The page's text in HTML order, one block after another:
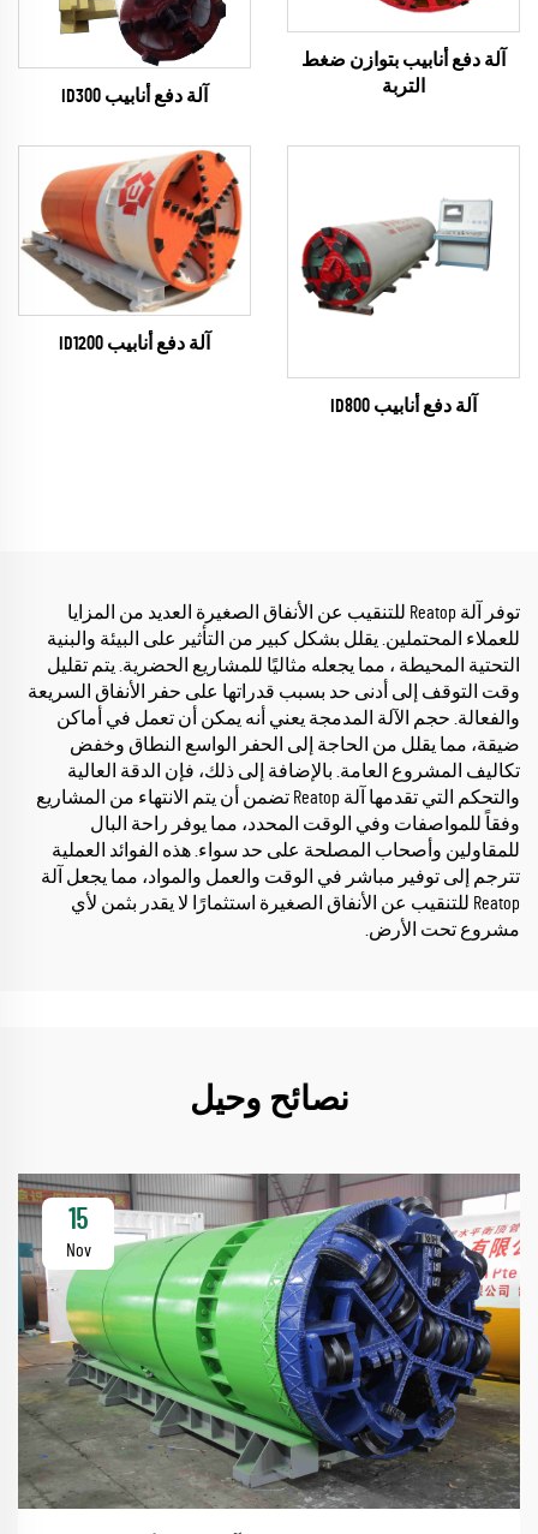
آلة دفع أنابيب بتوازن ضغط
التربة
آلة دفع أنابيب ID300
آلة دفع أنابيب ID800
آلة دفع أنابيب ID1200
توفر آلة Reatop للتنقيب عن الأنفاق الصغيرة العديد من المزايا
للعملاء المحتملين. يقلل بشكل كبير من التأثير على البيئة والبنية
التحتية المحيطة ، مما يجعله مثاليًا للمشاريع الحضرية. يتم تقليل
وقت التوقف إلى أدنى حد بسبب قدراتها على حفر الأنفاق السريعة
والفعالة. حجم الآلة المدمجة يعني أنه يمكن أن تعمل في أماكن
ضيقة، مما يقلل من الحاجة إلى الحفر الواسع النطاق وخفض
تكاليف المشروع العامة. بالإضافة إلى ذلك، فإن الدقة العالية
والتحكم التي تقدمها آلة Reatop تضمن أن يتم الانتهاء من المشاريع
وفقاً للمواصفات وفي الوقت المحدد، مما يوفر راحة البال
للمقاولين وأصحاب المصلحة على حد سواء. هذه الفوائد العملية
تترجم إلى توفير مباشر في الوقت والعمل والمواد، مما يجعل آلة
Reatop للتنقيب عن الأنفاق الصغيرة استثمارًا لا يقدر بثمن لأي
مشروع تحت الأرض.
نصائح وحيل
15
Nov